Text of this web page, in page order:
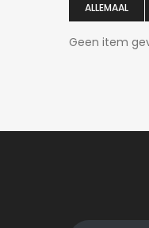
ALLEMAAL
Geen item